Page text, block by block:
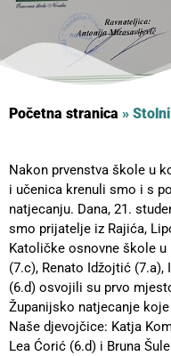
Početna stranica »
Nakon prvenstva škole u
i učenica krenuli smo i s
natjecanju. Dana, 21.
smo prijatelje iz Rajića,
Katoličke osnovne škole
(7.c), Renato Idžojtić
(6.d) osvojili su prvo
Županijsko natjecanje
Naše djevojčice: Katja
Lea Ćorić (6.d) i Bruna